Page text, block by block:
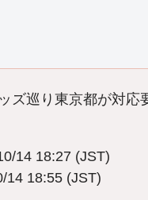
ズ巡り東京都が対応
14 18:27 (JST)
18:55 (JST)